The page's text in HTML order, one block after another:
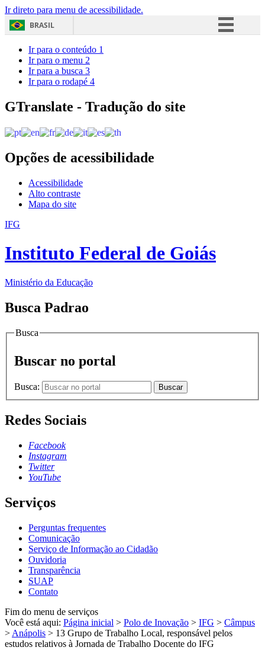
Ir direto para menu de acessibilidade.
BRASIL
Acesso à informação
Ir para o conteúdo 1
Ir para o menu 2
Ir para a busca 3
Ir para o rodapé 4
GTranslate - Tradução do site
Opções de acessibilidade
Acessibilidade
Alto contraste
Mapa do site
IFG
Instituto Federal de Goiás
Ministério da Educação
Busca Padrao
Busca
Buscar no portal
Busca: Buscar
Redes Sociais
Facebook
Instagram
Twitter
YouTube
Serviços
Perguntas frequentes
Comunicação
Serviço de Informação ao Cidadão
Ouvidoria
Transparência
SUAP
Contato
Fim do menu de serviços
Você está aqui: Página inicial > Polo de Inovação > IFG > Câmpus
> Anápolis > 13 Grupo de Trabalho Local, responsável pelos
estudos relativos à Jornada de Trabalho Docente do IFG